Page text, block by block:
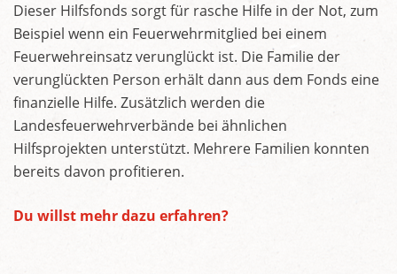
Dieser Hilfsfonds sorgt für rasche Hilfe in der Not, zum
Beispiel wenn ein Feuerwehrmitglied bei einem
Feuerwehreinsatz verunglückt ist. Die Familie der
verunglückten Person erhält dann aus dem Fonds eine
finanzielle Hilfe. Zusätzlich werden die
Landesfeuerwehrverbände bei ähnlichen
Hilfsprojekten unterstützt. Mehrere Familien konnten
bereits davon profitieren.
Du willst mehr dazu erfahren?